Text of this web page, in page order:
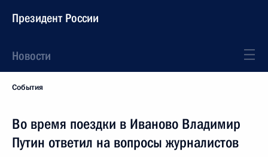
Президент России
Новости
События
Во время поездки в Иваново Владимир
Путин ответил на вопросы журналистов